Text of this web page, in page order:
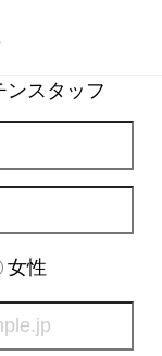
ンスタッフ
女性